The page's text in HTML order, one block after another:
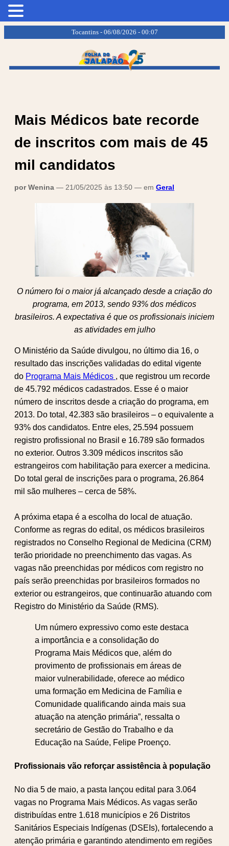
Tocantins - 06/08/2026 - 00:07
Mais Médicos bate recorde
de inscritos com mais de 45
mil candidatos
por Wenina — 21/05/2025 às 13:50 — em Geral
O número foi o maior já alcançado desde a criação do
programa, em 2013, sendo 93% dos médicos
brasileiros. A expectativa é que os profissionais iniciem
as atividades em julho
O Ministério da Saúde divulgou, no último dia 16, o
resultado das inscrições validadas do edital vigente
do Programa Mais Médicos , que registrou um recorde
de 45.792 médicos cadastrados. Esse é o maior
número de inscritos desde a criação do programa, em
2013. Do total, 42.383 são brasileiros – o equivalente a
93% dos candidatos. Entre eles, 25.594 possuem
registro profissional no Brasil e 16.789 são formados
no exterior. Outros 3.309 médicos inscritos são
estrangeiros com habilitação para exercer a medicina.
Do total geral de inscrições para o programa, 26.864
mil são mulheres – cerca de 58%.
A próxima etapa é a escolha do local de atuação.
Conforme as regras do edital, os médicos brasileiros
registrados no Conselho Regional de Medicina (CRM)
terão prioridade no preenchimento das vagas. As
vagas não preenchidas por médicos com registro no
país serão preenchidas por brasileiros formados no
exterior ou estrangeiros, que continuarão atuando com
Registro do Ministério da Saúde (RMS).
Um número expressivo como este destaca
a importância e a consolidação do
Programa Mais Médicos que, além do
provimento de profissionais em áreas de
maior vulnerabilidade, oferece ao médico
uma formação em Medicina de Família e
Comunidade qualificando ainda mais sua
atuação na atenção primária”, ressalta o
secretário de Gestão do Trabalho e da
Educação na Saúde, Felipe Proenço.
Profissionais vão reforçar assistência à população
No dia 5 de maio, a pasta lançou edital para 3.064
vagas no Programa Mais Médicos. As vagas serão
distribuídas entre 1.618 municípios e 26 Distritos
Sanitários Especiais Indígenas (DSEIs), fortalecendo a
atenção primária e garantindo atendimento em regiões